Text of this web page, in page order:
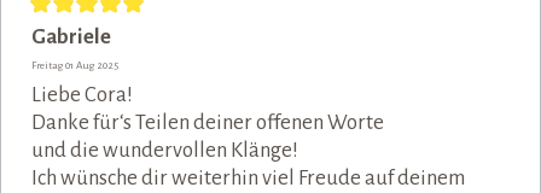
Gabriele
Freitag 01 Aug 2025
Liebe Cora!
Danke für‘s Teilen deiner offenen Worte
und die wundervollen Klänge!
Ich wünsche dir weiterhin viel Freude auf deinem